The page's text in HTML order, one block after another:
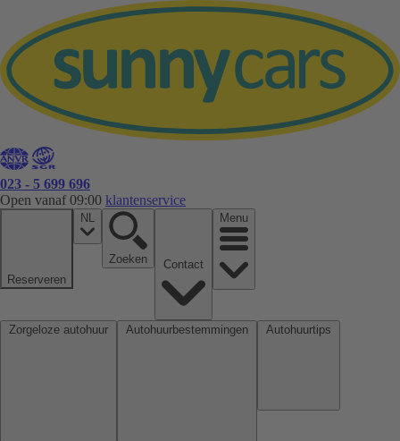
023 - 5 699 696
Open vanaf 09:00 klantenservice
Reserveren
NL
Zoeken
Menu